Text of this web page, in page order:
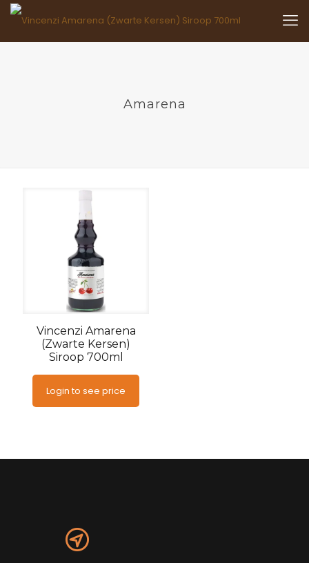
Amarena
Vincenzi Amarena
(Zwarte Kersen)
Siroop 700ml
Login to see price